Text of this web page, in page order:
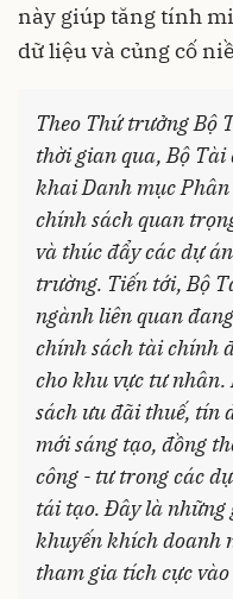
này giúp tăng tính
dữ liệu và củng cố
Theo Thứ trưởng Bộ
thời gian qua, Bộ
khai Danh mục
chính sách quan
và thúc đẩy các dự
trường. Tiến tới, Bộ
ngành liên quan
chính sách tài chính
cho khu vực tư
sách ưu đãi thuế, tín
mới sáng tạo, đồng
công - tư trong các
tái tạo. Đây là
khuyến khích doanh
tham gia tích cực